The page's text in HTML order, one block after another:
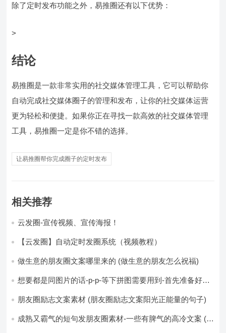
除了定时发布功能之外，易推圈还有以下优势：
>
结论
易推圈是一款非常实用的社交媒体管理工具，它可以帮助你
自动完成社交媒体圈子的管理和发布，让你的社交媒体运营
更为轻松和便捷。如果你正在寻找一款高效的社交媒体管理
工具，易推圈一定是你不错的选择。
让易推圈帮你完成圈子的定时发布
相关推荐
云发圈-宣传视频、宣传海报！
【云发圈】自动定时发圈系统（视频教程）
做生意的朋友圈文案哪里来的 (做生意的朋友怎么祝福)
想要都是同图片的话-p-p-等下拼图需要用到-首先准备好最
片-如果想要图片都不同得话-1-p-可以准备好45张的不同图
朋友圈励志文案素材 (朋友圈励志文案阳光正能量的句子)
成熟又霸气的短句发朋友圈素材-一些有脾气的高冷文案 (成